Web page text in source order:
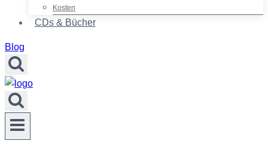
Kosten
CDs & Bücher
Blog